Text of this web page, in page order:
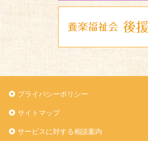
プライバシーポリシー
サイトマップ
サービスに対する相談案内